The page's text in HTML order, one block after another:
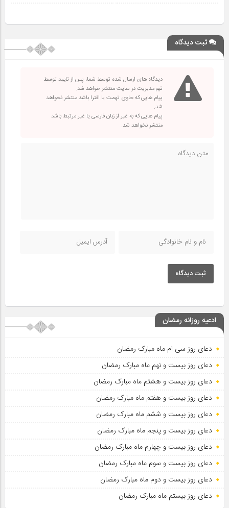
ثبت دیدگاه
دیدگاه های ارسال شده توسط شما، پس از تایید توسط
تیم مدیریت در سایت منتشر خواهد شد.
پیام هایی که حاوی تهمت یا افترا باشد منتشر نخواهد
شد.
پیام هایی که به غیر از زبان فارسی یا غیر مرتبط باشد
منتشر نخواهد شد.
ثبت دیدگاه
ادعیه روزانه رمضان
دعای روز سی ام ماه مبارک رمضان
دعای روز بیست و نهم ماه مبارک رمضان
دعای روز بیست و هشتم ماه مبارک رمضان
دعای روز بیست و هفتم ماه مبارک رمضان
دعای روز بیست و ششم ماه مبارک رمضان
دعای روز بیست و پنجم ماه مبارک رمضان
دعای روز بیست و چهارم ماه مبارک رمضان
دعای روز بیست و سوم ماه مبارک رمضان
دعای روز بیست و دوم ماه مبارک رمضان
دعای روز بیستم ماه مبارک رمضان